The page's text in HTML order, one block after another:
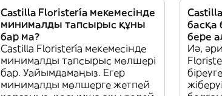
Castilla Floristería мекемесінде
минималды тапсырыс құны
бар ма?
Castilla Floristería мекемесінде
минималды тапсырыс мөлшері
бар. Уайымдамаңыз. Егер
минималды мөлшерге жетпей
басқа
бере
Иә,